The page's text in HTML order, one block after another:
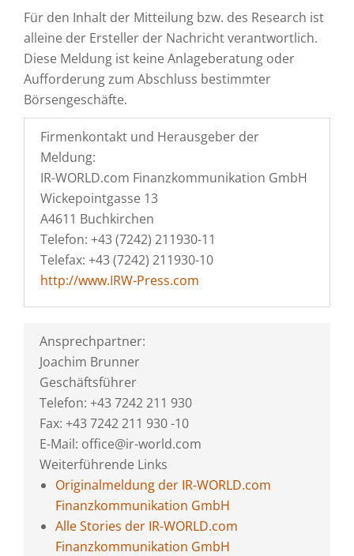
Für den Inhalt der Mitteilung bzw. des Research ist
alleine der Ersteller der Nachricht verantwortlich.
Diese Meldung ist keine Anlageberatung oder
Aufforderung zum Abschluss bestimmter
Börsengeschäfte.
Firmenkontakt und Herausgeber der
Meldung:
IR-WORLD.com Finanzkommunikation GmbH
Wickepointgasse 13
A4611 Buchkirchen
Telefon: +43 (7242) 211930-11
Telefax: +43 (7242) 211930-10
http://www.IRW-Press.com
Ansprechpartner:
Joachim Brunner
Geschäftsführer
Telefon: +43 7242 211 930
Fax: +43 7242 211 930 -10
E-Mail: office@ir-world.com
Weiterführende Links
Originalmeldung der IR-WORLD.com
Finanzkommunikation GmbH
Alle Stories der IR-WORLD.com
Finanzkommunikation GmbH